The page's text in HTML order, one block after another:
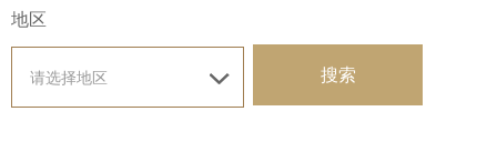
地区
请选择地区 搜索